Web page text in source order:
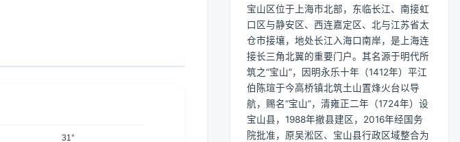
宝山区位于上海市北部，东临长江、南接虹
口区与静安区、西连嘉定区、北与江苏省太
仓市接壤，地处长江入海口南岸，是上海连
接长三角北翼的重要门户。其名源于明代所
筑之“宝山”，因明永乐十年（1412年）平江
伯陈瑄于今高桥镇北筑土山置烽火台以导
航，赐名“宝山”，清雍正二年（1724年）设
宝山县，1988年撤县建区，2016年经国务
院批准，原吴淞区、宝山县行政区域整合为